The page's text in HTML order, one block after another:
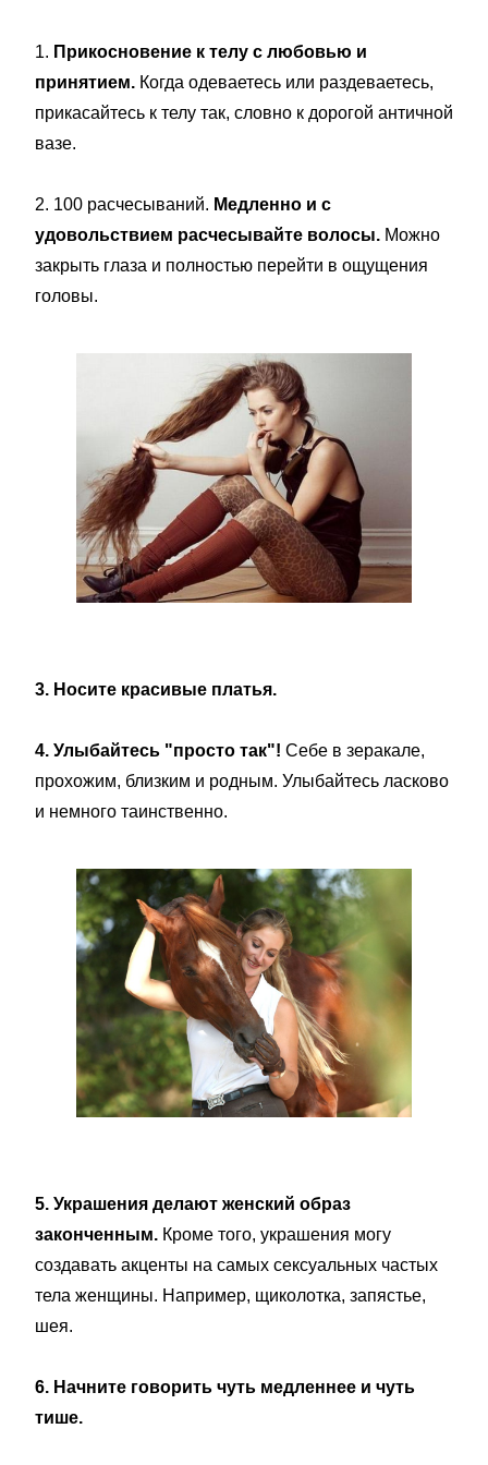
1. Прикосновение к телу с любовью и
принятием. Когда одеваетесь или раздеваетесь,
прикасайтесь к телу так, словно к дорогой античной
вазе.
2. 100 расчесываний. Медленно и с
удовольствием расчесывайте волосы. Можно
закрыть глаза и полностью перейти в ощущения
головы.
3. Носите красивые платья.
4. Улыбайтесь "просто так"! Себе в зеракале,
прохожим, близким и родным. Улыбайтесь ласково
и немного таинственно.
5. Украшения делают женский образ
законченным. Кроме того, украшения могу
создавать акценты на самых сексуальных частых
тела женщины. Например, щиколотка, запястье,
шея.
6. Начните говорить чуть медленнее и чуть
тише.